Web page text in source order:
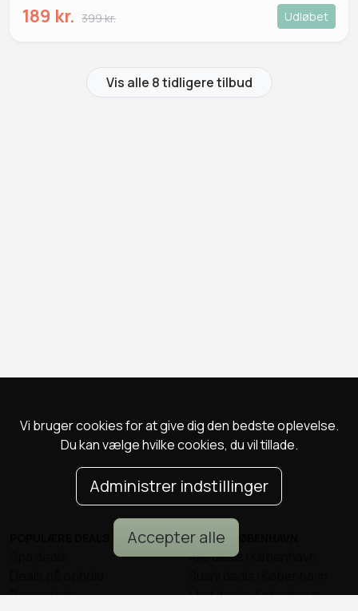
Vi bruger cookies for at give dig den bedste oplevelse.
Du kan vælge hvilke cookies, du vil tillade.
Administrer indstillinger
Accepter alle
189 kr. 399 kr. Udløbet
Vis alle 8 tidligere tilbud
Rejse deals
DEALS I KØBENHAVN
Alle deals i København
Mad deals i København